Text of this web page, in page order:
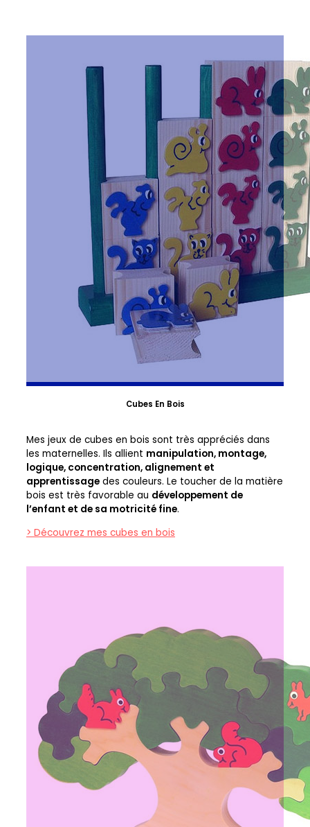
Cubes En Bois
Mes jeux de cubes en bois sont très appréciés dans
les maternelles. Ils allient manipulation, montage,
logique, concentration, alignement et
apprentissage des couleurs. Le toucher de la matière
bois est très favorable au développement de
l’enfant et de sa motricité fine.
> Découvrez mes cubes en bois